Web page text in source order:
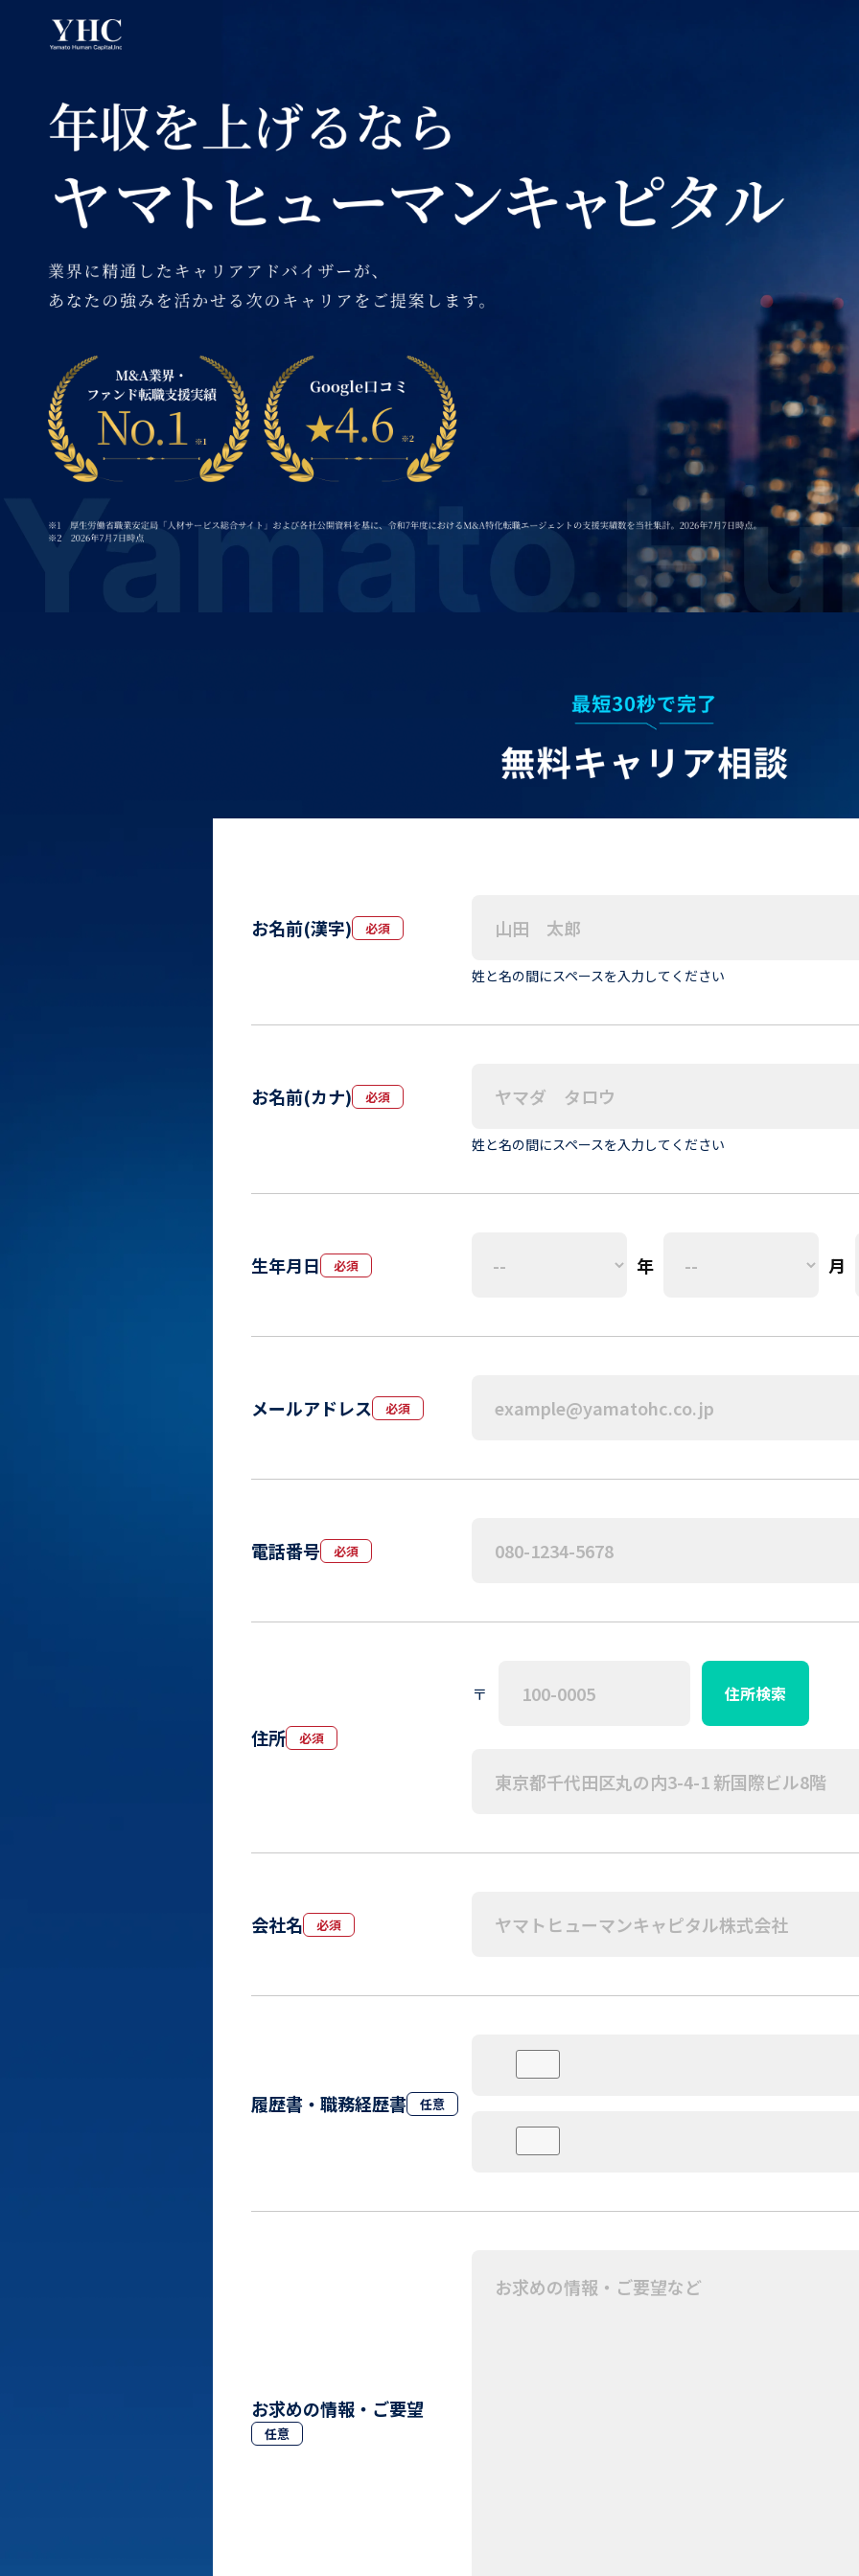
お名前(漢字) 必須
姓と名の間にスペースを入力してください
お名前(カナ) 必須
姓と名の間にスペースを入力してください
生年月日 必須 年 月
メールアドレス 必須
電話番号 必須
住所 必須
〒
住所検索
会社名 必須
履歴書・職務経歴書 任意
職務経歴書
お求めの情報・ご要望
任意